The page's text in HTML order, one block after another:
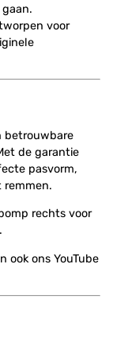
voor
betrouwbare
de garantie
pasvorm,
remmen.
rechts voor
ook ons YouTube